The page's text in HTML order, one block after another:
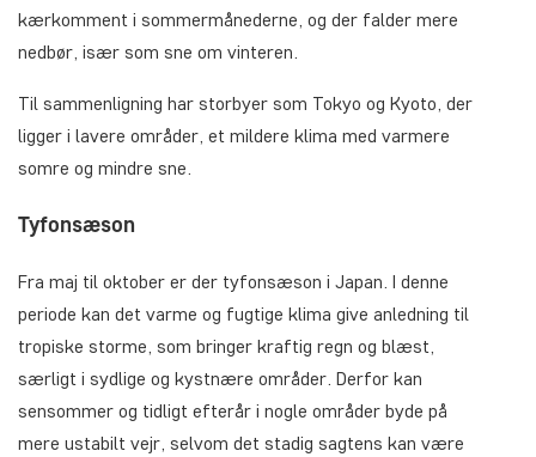
kærkomment i sommermånederne, og der falder mere
nedbør, især som sne om vinteren.
Til sammenligning har storbyer som Tokyo og Kyoto, der
ligger i lavere områder, et mildere klima med varmere
somre og mindre sne.
Tyfonsæson
Fra maj til oktober er der tyfonsæson i Japan. I denne
periode kan det varme og fugtige klima give anledning til
tropiske storme, som bringer kraftig regn og blæst,
særligt i sydlige og kystnære områder. Derfor kan
sensommer og tidligt efterår i nogle områder byde på
mere ustabilt vejr, selvom det stadig sagtens kan være